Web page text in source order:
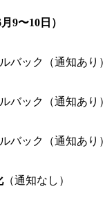
9〜10日）
バック（通知あり）
バック（通知あり）
バック（通知あり）
（通知なし）